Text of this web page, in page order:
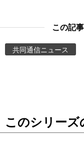
お知らせ
この記
共同通信ニュース
このシリーズ